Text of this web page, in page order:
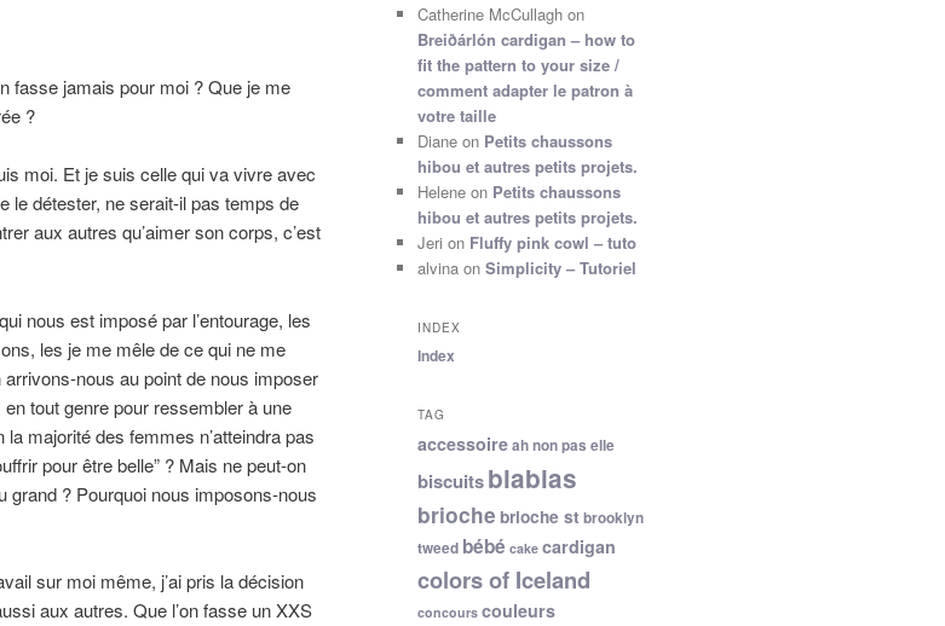
fasse jamais pour moi ? Que je me
?
moi. Et je suis celle qui va vivre avec
le détester, ne serait-il pas temps de
aux autres qu’aimer son corps, c’est
nous est imposé par l’entourage, les
les je me mêle de ce qui ne me
nous au point de nous imposer
tout genre pour ressembler à une
majorité des femmes n’atteindra pas
pour être belle” ? Mais ne peut-on
grand ? Pourquoi nous imposons-nous
sur moi même, j’ai pris la décision
aux autres. Que l’on fasse un XXS
Catherine McCullagh on
Breiðárlón cardigan – how to
fit the pattern to your size /
comment adapter le patron à
votre taille
Diane on Petits chaussons
hibou et autres petits projets.
Helene on Petits chaussons
hibou et autres petits projets.
Jeri on Fluffy pink cowl – tuto
alvina on Simplicity – Tutoriel
INDEX
Index
TAG
accessoireah non pas elle
biscuitsblablas
brioche brioche st brooklyn
tweed bébé cake cardigan
colors of Iceland
concours couleurs